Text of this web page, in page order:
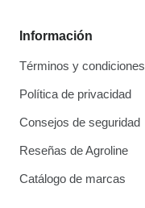
Información
Términos y condiciones
Política de privacidad
Consejos de seguridad
Reseñas de Agroline
Catálogo de marcas